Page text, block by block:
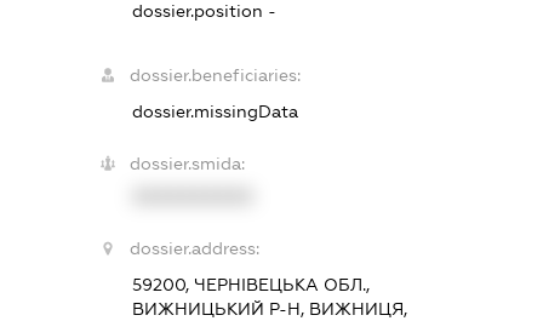
dossier.position -
dossier.beneficiaries:
dossier.missingData
dossier.smida:
dossier.address:
59200, ЧЕРНІВЕЦЬКА ОБЛ.,
ВИЖНИЦЬКИЙ Р-Н, ВИЖНИЦЯ,